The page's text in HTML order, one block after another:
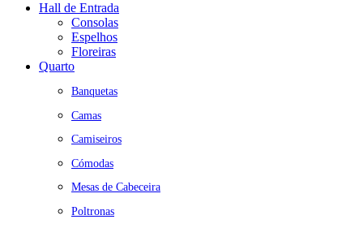
Hall de Entrada
Consolas
Espelhos
Floreiras
Quarto
Banquetas
Camas
Camiseiros
Cómodas
Mesas de Cabeceira
Poltronas